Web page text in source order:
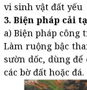
vi sinh vật đất yếu
3. Biện pháp cải
a) Biện pháp công
Làm ruộng bậc
sườn dốc, dùng để
các bờ đất hoặc đá.